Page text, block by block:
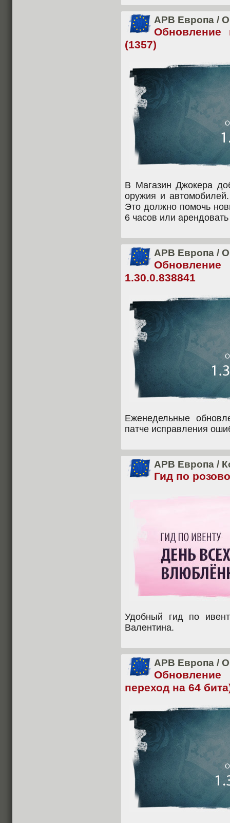
APB Европа /
Обновление
(1357)
В Магазин Джокера
оружия и
Это должно помочь
6 часов или
APB Европа /
1.30.0.838841
Еженедельные
патче исправления
APB Европа /
Гид по
Удобный гид по
Валентина.
APB Европа /
переход на 64